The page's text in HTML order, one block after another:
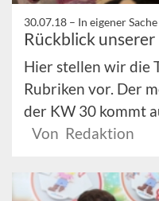
30.07.18 – In eigener Sache
Rückblick
Hier stellen wir die
Rubriken vor. Der
der KW 30 kommt
Von Redaktion